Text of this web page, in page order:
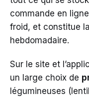
commande en
froid, et constitue
hebdomadaire.
Sur le site et
un large choix de
légumineuses